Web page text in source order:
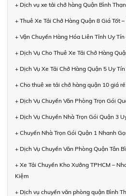
+ Dịch vụ xe tải chở hàng Quận Bình
+ Thuê Xe Tải Chở Hàng Quận 8 Giá Tốt
+ Vận Chuyển Hàng Hóa Liên Tỉnh Uy
+ Dịch Vụ Cho Thuê Xe Tải Chở Hàng
+ Dịch Vụ Xe Tải Chở Hàng Quận 5 Uy
+ Cho thuê xe tải chở hàng quận 10 giá
+ Dịch Vụ Chuyển Văn Phòng Trọn Gói
+ Dịch Vụ Chuyển Nhà Trọn Gói Quận 3
+ Chuyển Nhà Trọn Gói Quận 1 Nhanh
+ Dịch Vụ Chuyển Văn Phòng Quận Tân
+ Xe Tải Chuyển Kho Xưởng TPHCM –
Kiệm
+ Dịch vụ chuyển văn phòng quận Bình